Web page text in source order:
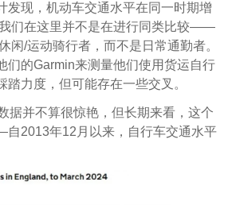
发现，机动车交通水平在同一时期增
们在这里并不是在进行同类比较——
闲/运动骑行者，而不是日常通勤者。
们的Garmin来测量他们使用货运自行
踏力度，但可能存在一些交叉。
据并不算很惊艳，但长期来看，这个
2013年12月以来，自行车交通水平